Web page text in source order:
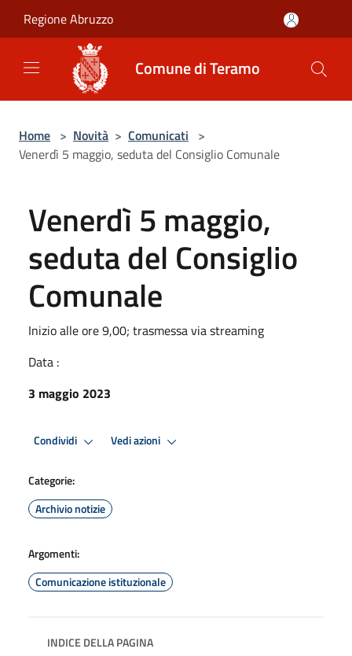
Regione Abruzzo
Comune di Teramo
Home > Novità > Comunicati >
Venerdì 5 maggio, seduta del Consiglio Comunale
Venerdì 5 maggio,
seduta del Consiglio
Comunale
Inizio alle ore 9,00; trasmessa via streaming
Data :
3 maggio 2023
Condividi Vedi azioni
Categorie:
Archivio notizie
Argomenti:
Comunicazione istituzionale
INDICE DELLA PAGINA